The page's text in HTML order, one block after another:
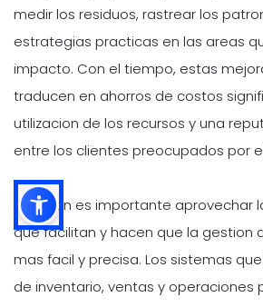
medir los residuos, rastrear los
estrategias practicas en las areas
impacto. Con el tiempo, estas
traducen en ahorros de costos
utilizacion de los recursos y una
entre los clientes preocupados por
Tambien es importante aprovechar
que facilitan y hacen que la gestion
mas facil y precisa. Los sistemas
de inventario, ventas y operaciones